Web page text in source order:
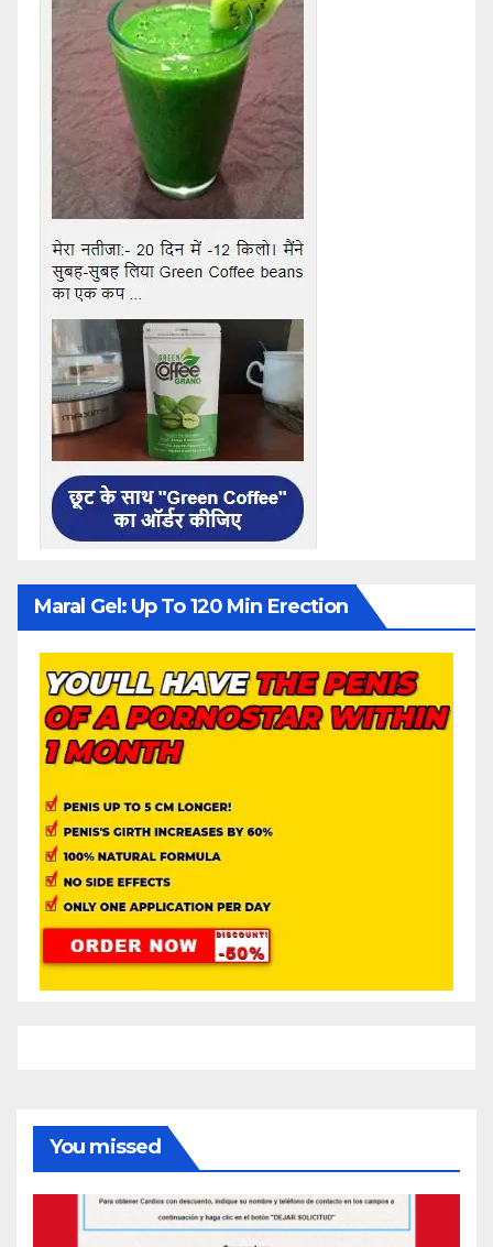
Maral Gel: Up To 120 Min Erection
You missed